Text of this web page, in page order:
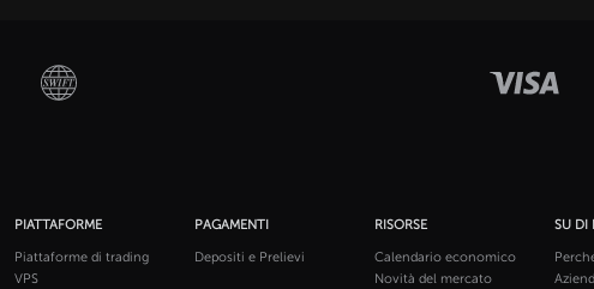
PIATTAFORME
Piattaforme di trading
VPS
PAGAMENTI
Depositi e Prelievi
RISORSE
Calendario economico
Novità del mercato
SU DI